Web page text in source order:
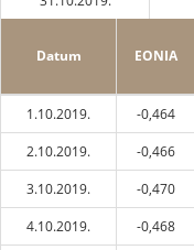
Datum EONIA
1.10.2019. -0,464
2.10.2019.
-0,466
3.10.2019.
-0,470
4.10.2019.
-0,468